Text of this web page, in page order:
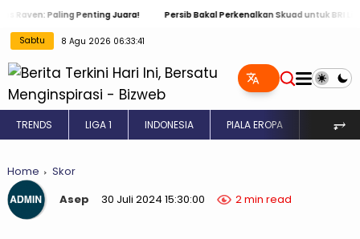
Paling Penting Juara! Persib Bakal Perkenalkan Skuad untuk BRI Liga 1
Sabtu 8 Agu 2026 06:33:41
TRENDS LIGA 1 INDONESIA PIALA EROPA INGGRIS
⥅
Home
Skor
Asep
30 Juli 2024 15:30:00 2 min read